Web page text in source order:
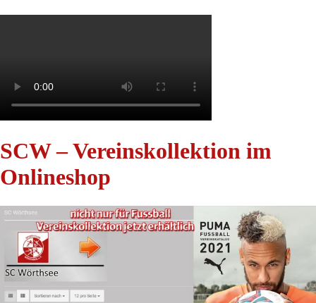
SCW – Vereinskollektion im
Onlineshop